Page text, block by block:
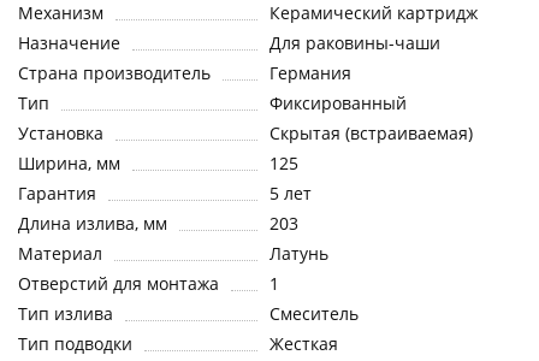
Механизм
Керамический картридж
Назначение
Для раковины-чаши
Страна производитель
Германия
Тип
Фиксированный
Установка
Скрытая (встраиваемая)
Ширина, мм
125
Гарантия
5 лет
Длина излива, мм
203
Материал
Латунь
Отверстий для монтажа
1
Тип излива
Смеситель
Тип подводки
Жесткая